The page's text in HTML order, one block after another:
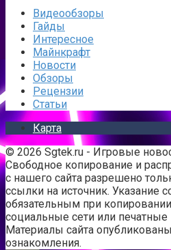
Видеообзоры
Гайды
Интересное
Майнкрафт
Новости
Обзоры
Рецензии
Статьи
Карта
© 2026 Sgtek.ru - Игровые
Свободное копирование и
с нашего сайта разрешено
ссылки на источник. Указание
обязательным при
социальные сети или печатные
Материалы сайта
ознакомления.